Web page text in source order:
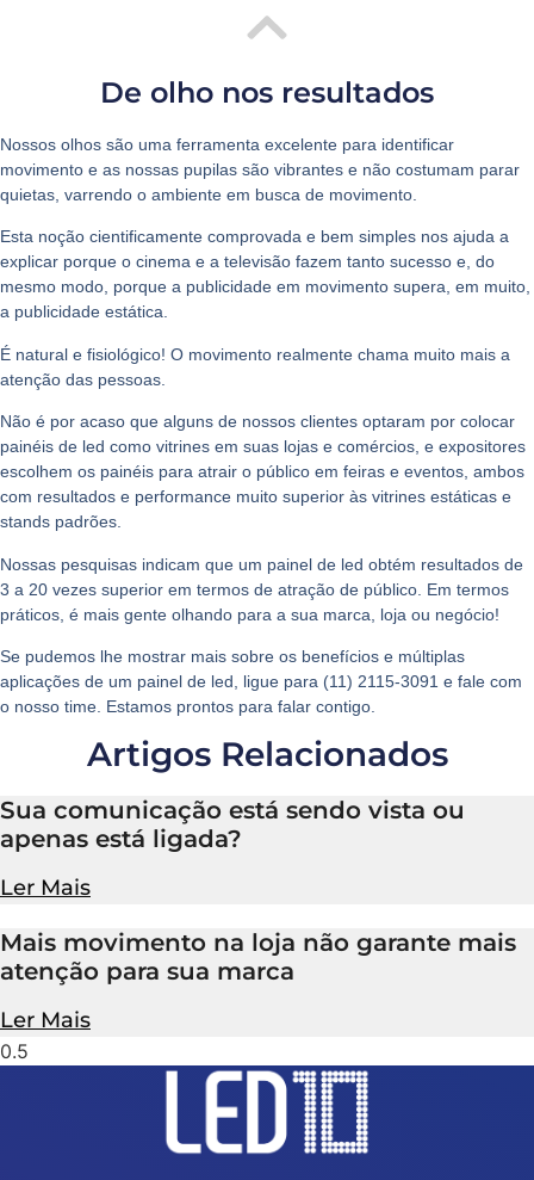
De olho nos resultados
Nossos olhos são uma ferramenta excelente para identificar
movimento e as nossas pupilas são vibrantes e não costumam parar
quietas, varrendo o ambiente em busca de movimento.
Esta noção cientificamente comprovada e bem simples nos ajuda a
explicar porque o cinema e a televisão fazem tanto sucesso e, do
mesmo modo, porque a publicidade em movimento supera, em muito,
a publicidade estática.
É natural e fisiológico! O movimento realmente chama muito mais a
atenção das pessoas.
Não é por acaso que alguns de nossos clientes optaram por colocar
painéis de led como vitrines em suas lojas e comércios, e expositores
escolhem os painéis para atrair o público em feiras e eventos, ambos
com resultados e performance muito superior às vitrines estáticas e
stands padrões.
Nossas pesquisas indicam que um painel de led obtém resultados de
3 a 20 vezes superior em termos de atração de público. Em termos
práticos, é mais gente olhando para a sua marca, loja ou negócio!
Se pudemos lhe mostrar mais sobre os benefícios e múltiplas
aplicações de um painel de led, ligue para (11) 2115-3091 e fale com
o nosso time. Estamos prontos para falar contigo.
Artigos Relacionados
Sua comunicação está sendo vista ou
apenas está ligada?
Ler Mais
Mais movimento na loja não garante mais
atenção para sua marca
Ler Mais